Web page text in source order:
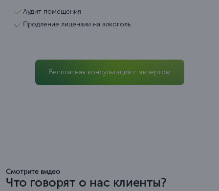
Аудит помещения
Продление лицензии на алкоголь
Бесплатная консультация с экпертом
Смотрите видео
Что говорят о нас клиенты?